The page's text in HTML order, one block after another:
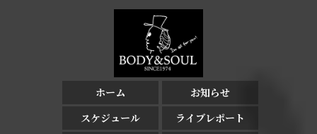
ホーム
お知らせ
スケジュール
ライブレポート